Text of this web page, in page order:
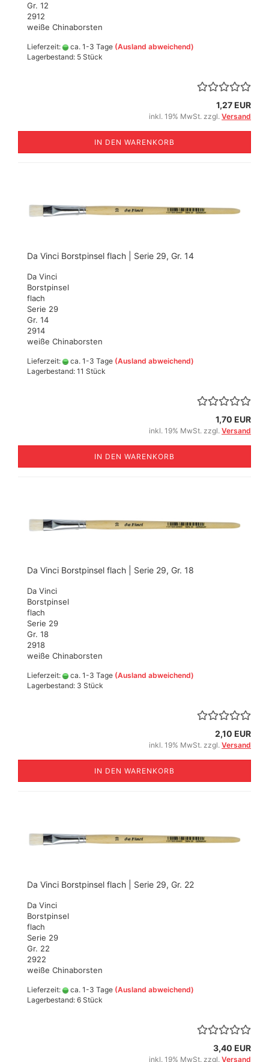
Gr. 12
2912
weiße Chinaborsten
Lieferzeit: ca. 1-3 Tage (Ausland abweichend)
Lagerbestand: 5 Stück
1,27 EUR
inkl. 19% MwSt. zzgl. Versand
IN DEN WARENKORB
Da Vinci Borstpinsel flach | Serie 29, Gr. 14
Da Vinci
Borstpinsel
flach
Serie 29
Gr. 14
2914
weiße Chinaborsten
Lieferzeit: ca. 1-3 Tage (Ausland abweichend)
Lagerbestand: 11 Stück
1,70 EUR
inkl. 19% MwSt. zzgl. Versand
IN DEN WARENKORB
Da Vinci Borstpinsel flach | Serie 29, Gr. 18
Da Vinci
Borstpinsel
flach
Serie 29
Gr. 18
2918
weiße Chinaborsten
Lieferzeit: ca. 1-3 Tage (Ausland abweichend)
Lagerbestand: 3 Stück
2,10 EUR
inkl. 19% MwSt. zzgl. Versand
IN DEN WARENKORB
Da Vinci Borstpinsel flach | Serie 29, Gr. 22
Da Vinci
Borstpinsel
flach
Serie 29
Gr. 22
2922
weiße Chinaborsten
Lieferzeit: ca. 1-3 Tage (Ausland abweichend)
Lagerbestand: 6 Stück
3,40 EUR
inkl. 19% MwSt. zzgl. Versand